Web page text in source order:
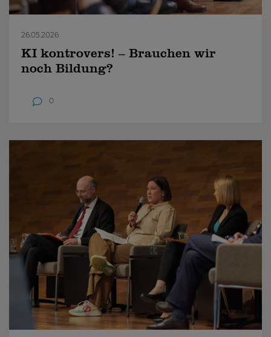
26.05.2026
KI kontrovers! – Brauchen wir
noch Bildung?
0